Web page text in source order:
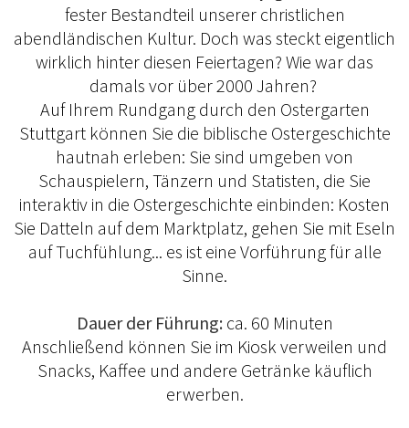
fester Bestandteil unserer christlichen
abendländischen Kultur. Doch was steckt eigentlich
wirklich hinter diesen Feiertagen? Wie war das
damals vor über 2000 Jahren?
Auf Ihrem Rundgang durch den Ostergarten
Stuttgart können Sie die biblische Ostergeschichte
hautnah erleben: Sie sind umgeben von
Schauspielern, Tänzern und Statisten, die Sie
interaktiv in die Ostergeschichte einbinden: Kosten
Sie Datteln auf dem Marktplatz, gehen Sie mit Eseln
auf Tuchfühlung... es ist eine Vorführung für alle
Sinne.
Dauer der Führung:ca. 60 Minuten
Anschließend können Sie im Kiosk verweilen und
Snacks, Kaffee und andere Getränke käuflich
erwerben.